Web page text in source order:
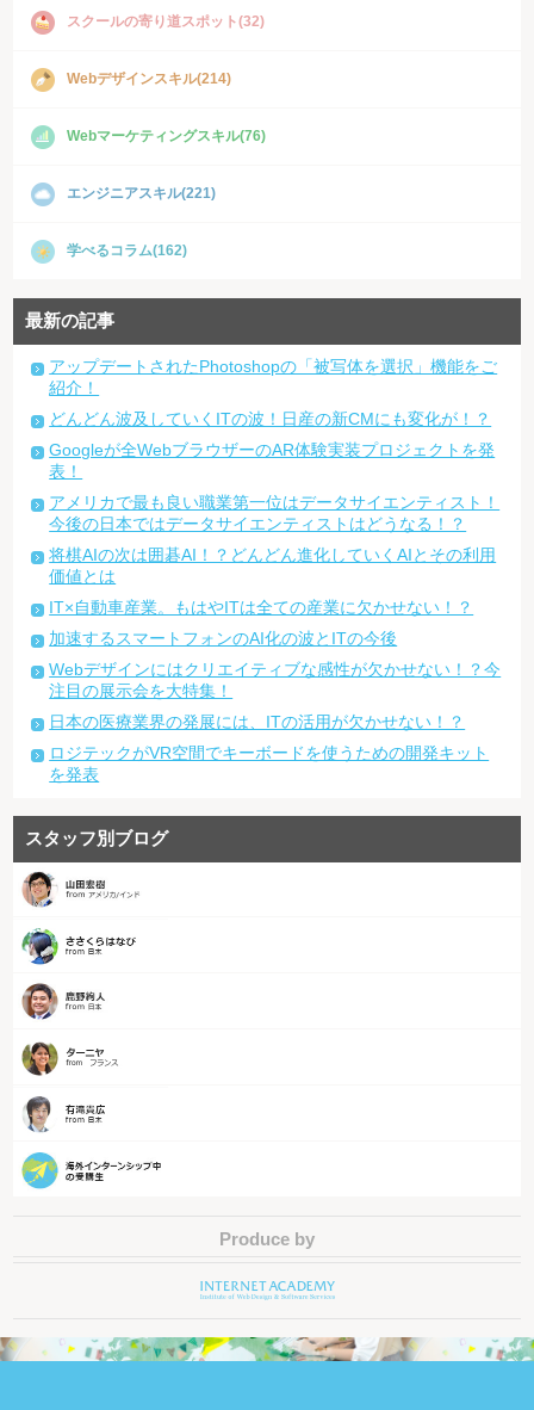
スクールの寄り道スポット(32)
Webデザインスキル(214)
Webマーケティングスキル(76)
エンジニアスキル(221)
学べるコラム(162)
最新の記事
アップデートされたPhotoshopの「被写体を選択」機能をご
紹介！
どんどん波及していくITの波！日産の新CMにも変化が！？
Googleが全WebブラウザーのAR体験実装プロジェクトを発
表！
アメリカで最も良い職業第一位はデータサイエンティスト！
今後の日本ではデータサイエンティストはどうなる！？
将棋AIの次は囲碁AI！？どんどん進化していくAIとその利用
価値とは
IT×自動車産業。もはやITは全ての産業に欠かせない！？
加速するスマートフォンのAI化の波とITの今後
Webデザインにはクリエイティブな感性が欠かせない！？今
注目の展示会を大特集！
日本の医療業界の発展には、ITの活用が欠かせない！？
ロジテックがVR空間でキーボードを使うための開発キット
を発表
スタッフ別ブログ
Produce by